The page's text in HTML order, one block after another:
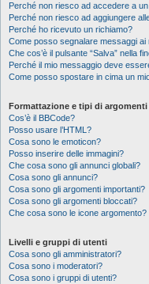
Perché non riesco ad accedere a
Perché non riesco ad aggiungere
Perché ho ricevuto un richiamo?
Come posso segnalare messaggi ai
Che cos’è il pulsante “Salva” nella
Perché il mio messaggio deve
Come posso spostare in cima un
Formattazione e tipi di argomenti
Cos’è il BBCode?
Posso usare l’HTML?
Cosa sono le emoticon?
Posso inserire delle immagini?
Che cosa sono gli annunci globali?
Cosa sono gli annunci?
Cosa sono gli argomenti importanti?
Cosa sono gli argomenti bloccati?
Che cosa sono le icone argomento?
Livelli e gruppi di utenti
Cosa sono gli amministratori?
Cosa sono i moderatori?
Cosa sono i gruppi di utenti?